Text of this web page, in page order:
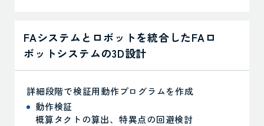
FAシステムとロボットを統合したFAロ
ボットシステムの3D設計
詳細段階で検証用動作プログラムを作成
動作検証
概算タクトの算出、特異点の回避検討